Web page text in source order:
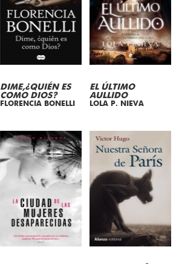
DIME,¿QUIÉN ES
COMO DIOS?
FLORENCIA BONELLI
EL ÚLTIMO
AULLIDO
LOLA P. NIEVA